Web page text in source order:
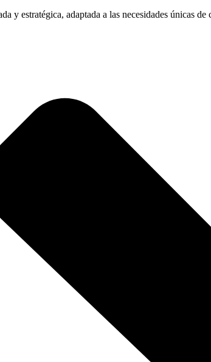
y estratégica, adaptada a las necesidades únicas de